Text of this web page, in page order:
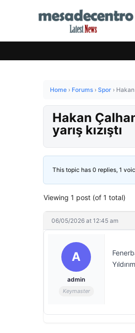
Home › Forums › Spor › Hakan
Hakan
yarış kızıştı
This topic has 0 replies, 1
Viewing 1 post (of 1 total)
06/05/2026 at 12:45 am
A
admin
Keymaster